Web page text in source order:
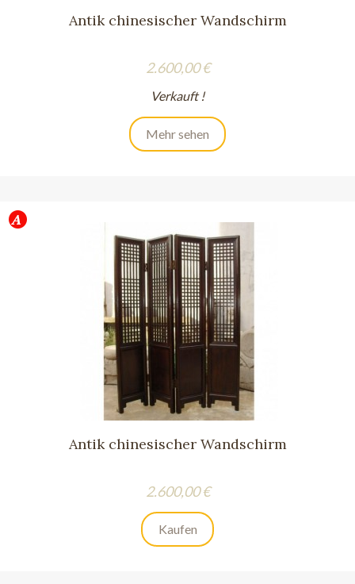
Antik chinesischer Wandschirm
Preis
2.600,00 €
Verkauft !
Mehr sehen
Antik chinesischer Wandschirm
Preis
2.600,00 €
Kaufen